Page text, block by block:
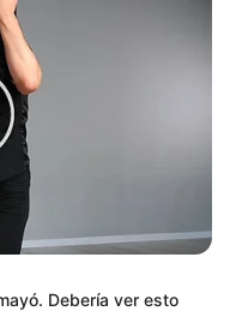
Debería ver esto